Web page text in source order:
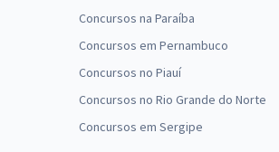
Concursos na Paraíba
Concursos em Pernambuco
Concursos no Piauí
Concursos no Rio Grande do Norte
Concursos em Sergipe